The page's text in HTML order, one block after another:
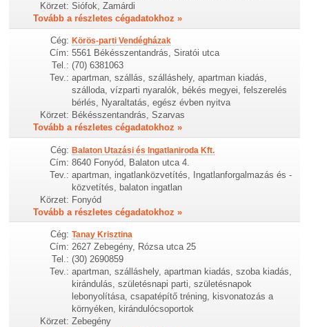
Körzet: Siófok, Zamárdi
Tovább a részletes cégadatokhoz »
Cég: Körös-parti Vendégházak
Cím: 5561 Békésszentandrás, Siratói utca
Tel.: (70) 6381063
Tev.: apartman, szállás, szálláshely, apartman kiadás,
szálloda, vízparti nyaralók, békés megyei, felszerelés
bérlés, Nyaraltatás, egész évben nyitva
Körzet: Békésszentandrás, Szarvas
Tovább a részletes cégadatokhoz »
Cég: Balaton Utazási és Ingatlaniroda Kft.
Cím: 8640 Fonyód, Balaton utca 4.
Tev.: apartman, ingatlanközvetítés, Ingatlanforgalmazás és -
közvetítés, balaton ingatlan
Körzet: Fonyód
Tovább a részletes cégadatokhoz »
Cég: Tanay Krisztina
Cím: 2627 Zebegény, Rózsa utca 25
Tel.: (30) 2690859
Tev.: apartman, szálláshely, apartman kiadás, szoba kiadás,
kirándulás, születésnapi parti, születésnapok
lebonyolítása, csapatépítő tréning, kisvonatozás a
környéken, kirándulócsoportok
Körzet: Zebegény